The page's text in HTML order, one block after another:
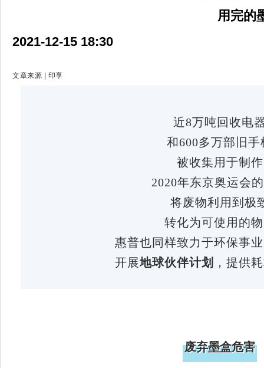
用完的墨盒都去
2021-12-15 18:30
文章来源 | 印享
近8万吨回收电
和600多万部旧手
被收集用于制作
2020年东京奥运会
将废物利用到极
转化为可使用的
惠普也同样致力于环保事
开展地球伙伴计划 ，提供
废弃墨盒危害